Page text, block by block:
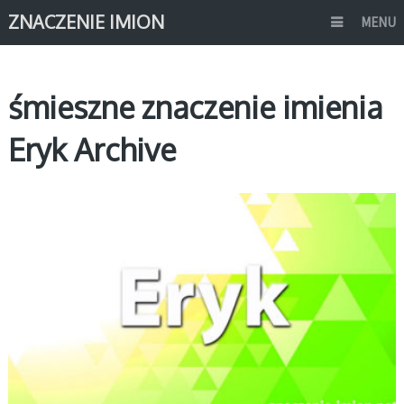
ZNACZENIE IMION MENU
śmieszne znaczenie imienia
Eryk Archive